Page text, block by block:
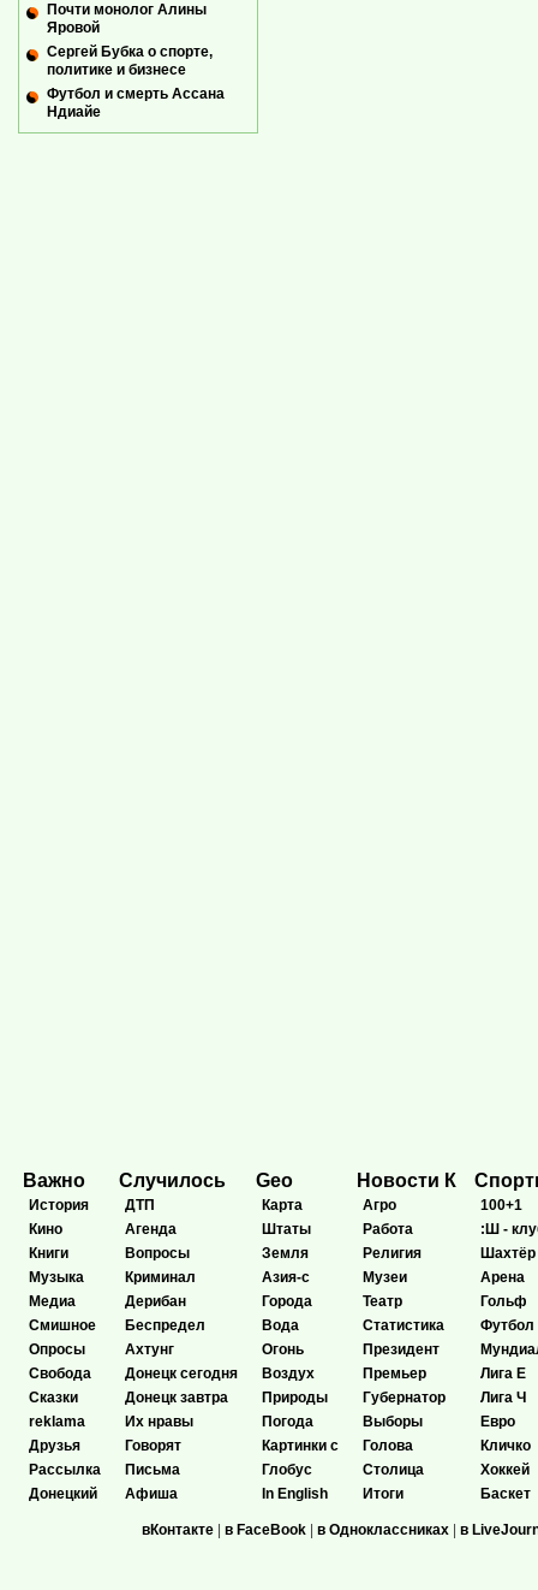
Почти монолог Алины
Яровой
Сергей Бубка о спорте,
политике и бизнесе
Футбол и смерть Ассана
Ндиайе
Важно
История
Кино
Книги
Музыка
Медиа
Смишное
Опросы
Свобода
Сказки
reklama
Друзья
Рассылка
Донецкий
Случилось
ДТП
Агенда
Вопросы
Криминал
Дерибан
Беспредел
Ахтунг
Донецк сегодня
Донецк завтра
Их нравы
Говорят
Письма
Афиша
Geo
Карта
Штаты
Земля
Азия-с
Города
Вода
Огонь
Воздух
Природы
Погода
Картинки с
Глобус
In English
Новости К
Агро
Работа
Религия
Музеи
Театр
Статистика
Президент
Премьер
Губернатор
Выборы
Голова
Столица
Итоги
100+1
:Ш -
Шахтёр
Арена
Гольф
Футбол
Лига Е
Лига Ч
Евро
Кличко
Хоккей
Баскет
вКонтакте | в FaceBook | в Одноклассниках | в